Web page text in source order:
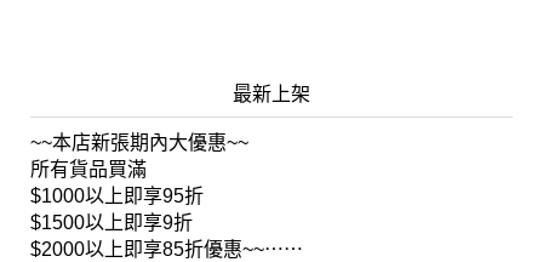
最新上架
~~本店新張期內大優惠~~
所有貨品買滿
$1000以上即享95折
$1500以上即享9折
$2000以上即享85折優惠~~⋯⋯